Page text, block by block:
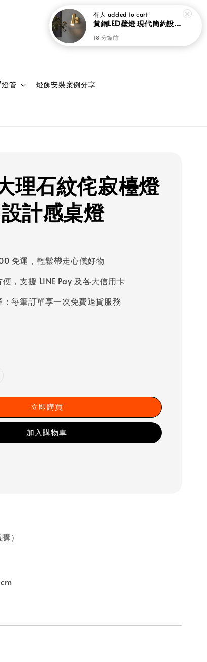
管 燈飾安裝案例分享
登入
理石紋侘寂檯燈
計感桌燈
免運，輕鬆帶走心儀好物
，支援 LINE Pay 及各大信用卡
每筆訂單享一次免費退貨服務
立即購買
加入購物車
）